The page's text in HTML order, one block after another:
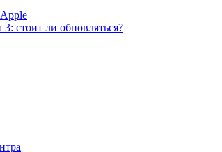
стоит ли обновляться?